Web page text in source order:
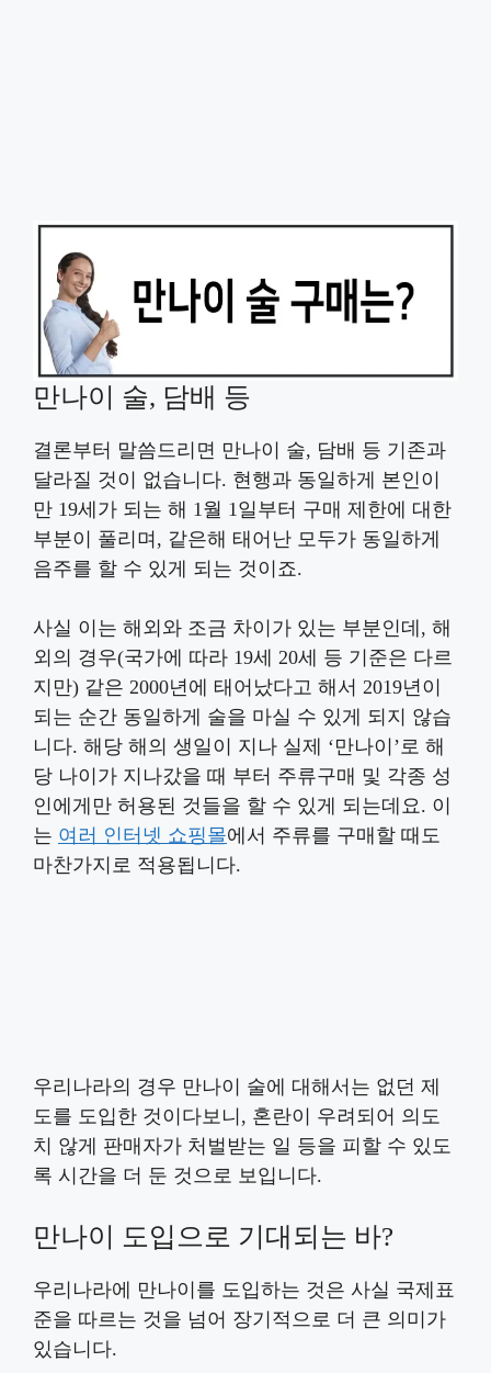
만나이 술, 담배 등
결론부터 말씀드리면 만나이 술, 담배 등 기존과
달라질 것이 없습니다. 현행과 동일하게 본인이
만 19세가 되는 해 1월 1일부터 구매 제한에 대한
부분이 풀리며, 같은해 태어난 모두가 동일하게
음주를 할 수 있게 되는 것이죠.
사실 이는 해외와 조금 차이가 있는 부분인데, 해
외의 경우(국가에 따라 19세 20세 등 기준은 다르
지만) 같은 2000년에 태어났다고 해서 2019년이
되는 순간 동일하게 술을 마실 수 있게 되지 않습
니다. 해당 해의 생일이 지나 실제 ‘만나이’로 해
당 나이가 지나갔을 때 부터 주류구매 및 각종 성
인에게만 허용된 것들을 할 수 있게 되는데요. 이
는 여러 인터넷 쇼핑몰에서 주류를 구매할 때도
마찬가지로 적용됩니다.
우리나라의 경우 만나이 술에 대해서는 없던 제
도를 도입한 것이다보니, 혼란이 우려되어 의도
치 않게 판매자가 처벌받는 일 등을 피할 수 있도
록 시간을 더 둔 것으로 보입니다.
만나이 도입으로 기대되는 바?
우리나라에 만나이를 도입하는 것은 사실 국제표
준을 따르는 것을 넘어 장기적으로 더 큰 의미가
있습니다.